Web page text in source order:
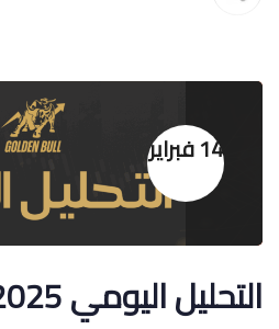
14 فبراير
التحليل اليومي 14/2/2025